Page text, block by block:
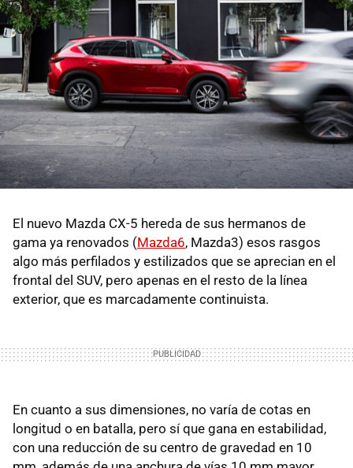
El nuevo Mazda CX-5 hereda de sus hermanos de
gama ya renovados (Mazda6, Mazda3) esos rasgos
algo más perfilados y estilizados que se aprecian en el
frontal del SUV, pero apenas en el resto de la línea
exterior, que es marcadamente continuista.
En cuanto a sus dimensiones, no varía de cotas en
longitud o en batalla, pero sí que gana en estabilidad,
con una reducción de su centro de gravedad en 10